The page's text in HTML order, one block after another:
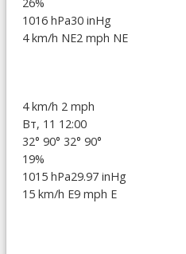
26%
1016 hPa30 inHg
4 km/h NE2 mph NE
4 km/h 2 mph
Вт, 11 12:00
32° 90° 32° 90°
19%
1015 hPa29.97 inHg
15 km/h E9 mph E